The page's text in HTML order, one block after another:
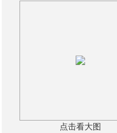
点击看大图